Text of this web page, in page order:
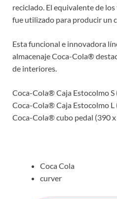
reciclado. El equivalente de
fue utilizado para producir un
Esta funcional e innovadora
almacenaje Coca-Cola®
de interiores.
Coca-Cola® Caja Estocolmo
Coca-Cola® Caja Estocolmo L
Coca-Cola® cubo pedal (390
Coca Cola
curver